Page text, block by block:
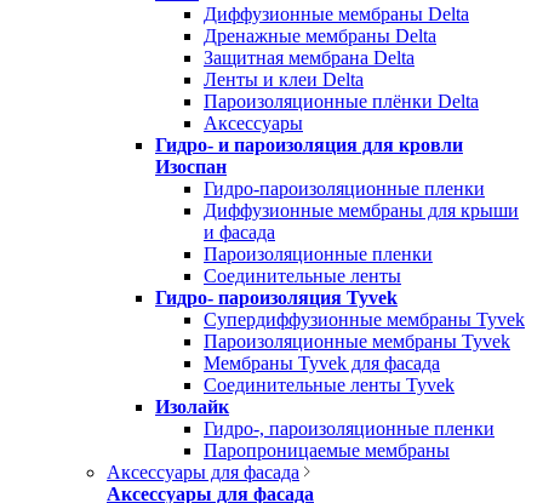
Диффузионные мембраны Delta
Дренажные мембраны Delta
Защитная мембрана Delta
Ленты и клеи Delta
Пароизоляционные плёнки Delta
Аксессуары
Гидро- и пароизоляция для кровли
Изоспан
Гидро-пароизоляционные пленки
Диффузионные мембраны для крыши
и фасада
Пароизоляционные пленки
Соединительные ленты
Гидро- пароизоляция Tyvek
Супердиффузионные мембраны Tyvek
Пароизоляционные мембраны Tyvek
Мембраны Tyvek для фасада
Соединительные ленты Tyvek
Изолайк
Гидро-, пароизоляционные пленки
Паропроницаемые мембраны
Аксессуары для фасада
Аксессуары для фасада